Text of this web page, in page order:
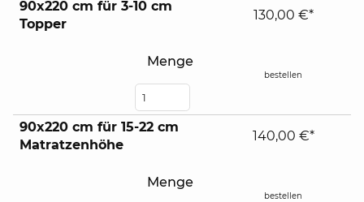
90x220 cm für 3-10 cm
Topper
Menge
130,00 €*
bestellen
90x220 cm für 15-22 cm
Matratzenhöhe
Menge
140,00 €*
bestellen